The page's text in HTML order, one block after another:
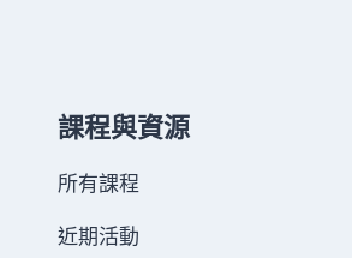
課程與資源
所有課程
近期活動